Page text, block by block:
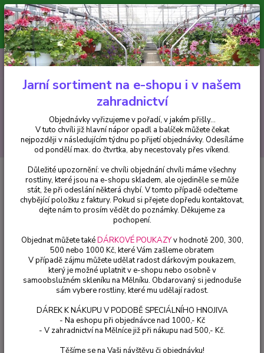
Minimální hodnota pro odeslání z e-shopu je 300 Kč.
V tuto chvíli již hlavní nápor objednávek opadl a balíček můžete čekat
nejpozději v následujícím týdnu po přijetí objednávky. Objednávky
vyřizujeme v pořadí, v jakém přišly...
CZK
Hledat
+420 602 223 614 0ks
za0 Kč
Pelargonie
Pelargónie Antic Scarlet - cena za kus v 3-kusovém
balení
Pelargónie Antic Scarlet - cena za
kus v 3-kusovém balení
Jarní sortiment na e-shopu i v našem
zahradnictví
Objednávky vyřizujeme v pořadí, v jakém přišly...
V tuto chvíli již hlavní nápor opadl a balíček můžete čekat
nejpozději v následujícím týdnu po přijetí objednávky. Odesíláme
od pondělí max. do čtvrtka, aby necestovaly přes víkend.
Důležité upozornění: ve chvíli objednání chvíli máme všechny
rostliny, které jsou na e-shopu skladem, ale ojediněle se může
stát, že při odeslání některá chybí. V tomto případě odečteme
chybějící položku z faktury. Pokud si přejete dopředu kontaktovat,
dejte nám to prosím vědět do poznámky. Děkujeme za
pochopení.
Objednat můžete takéDÁRKOVÉ POUKAZYv hodnotě 200, 300,
500 nebo 1000 Kč, které Vám zašleme obratem
V případě zájmu můžete udělat radost dárkovým poukazem,
který je možné uplatnit v e-shopu nebo osobně v
samoobslužném skleníku na Mělníku. Obdarovaný si jednoduše
sám vybere rostliny, které mu udělají radost.
DÁREK K NÁKUPU V PODOBĚ SPECIÁLNÍHO HNOJIVA
- Na eshopu při objednávce nad 1000,- Kč
- V zahradnictví na Mělníce již při nákupu nad 500,- Kč.
Těšíme se na Vaši návštěvu či objednávku!